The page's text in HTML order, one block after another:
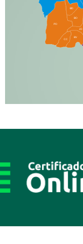
BD
BO
JD
PO
BV
CC